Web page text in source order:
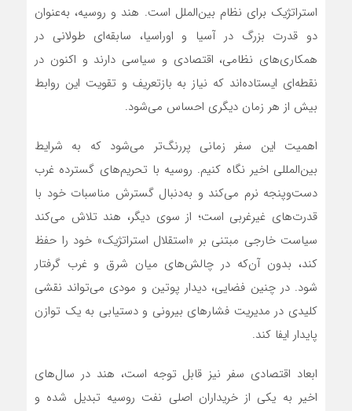
استراتژیک برای نظام بین‌الملل است. هند و روسیه، به‌عنوان
دو قدرت بزرگ در آسیا و اوراسیا، سابقه‌ای طولانی در
همکاری‌های نظامی، اقتصادی و سیاسی دارند و اکنون در
نقطه‌ای ایستاده‌اند که نیاز به بازتعریف و تقویت این روابط
بیش از هر زمان دیگری احساس می‌شود.
اهمیت این سفر زمانی پررنگ‌تر می‌شود که به شرایط
بین‌المللی اخیر نگاه کنیم. روسیه با تحریم‌های گسترده غرب
دست‌وپنجه نرم می‌کند و به‌دنبال گسترش مناسبات خود با
قدرت‌های غیرغربی است؛ از سوی دیگر، هند تلاش می‌کند
سیاست خارجی مبتنی بر «استقلال استراتژیک» خود را حفظ
کند، بدون آن‌که در چالش‌های میان شرق و غرب گرفتار
شود. در چنین فضایی، دیدار پوتین و مودی می‌تواند نقشی
کلیدی در مدیریت فشارهای بیرونی و دستیابی به یک توازن
پایدار ایفا کند.
ابعاد اقتصادی سفر نیز قابل توجه است، هند در سال‌های
اخیر به یکی از خریداران اصلی نفت روسیه تبدیل شده و